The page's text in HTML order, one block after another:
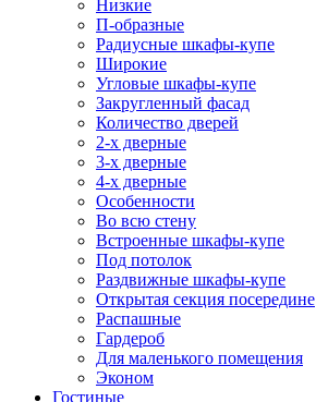
Низкие
П-образные
Радиусные шкафы-купе
Широкие
Угловые шкафы-купе
Закругленный фасад
Количество дверей
2-х дверные
3-х дверные
4-х дверные
Особенности
Во всю стену
Встроенные шкафы-купе
Под потолок
Раздвижные шкафы-купе
Открытая секция посередине
Распашные
Гардероб
Для маленького помещения
Эконом
Гостиные